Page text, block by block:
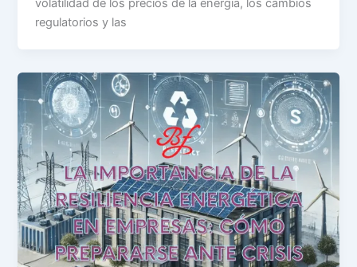
volatilidad de los precios de la energía, los cambios
regulatorios y las